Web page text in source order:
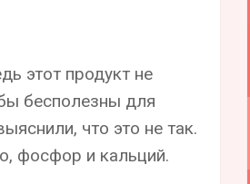
этот продукт не
бесполезны для
что это не так.
фосфор и кальций.